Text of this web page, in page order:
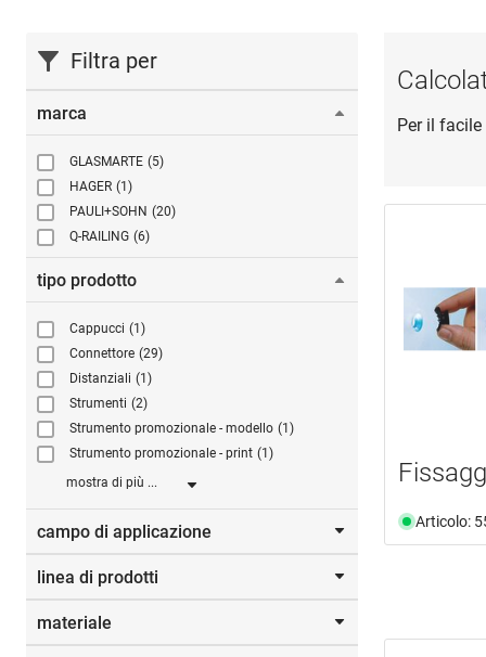
Filtra per
marca
GLASMARTE (5)
HAGER (1)
PAULI+SOHN (20)
Q-RAILING (6)
tipo prodotto
Cappucci (1)
Connettore (29)
Distanziali (1)
Strumenti (2)
Strumento promozionale - modello (1)
Strumento promozionale - print (1)
mostra di più ...
campo di applicazione
tubi rettangolare
linea di prodotti
PICO (2)
materiale
Per il
Articolo: